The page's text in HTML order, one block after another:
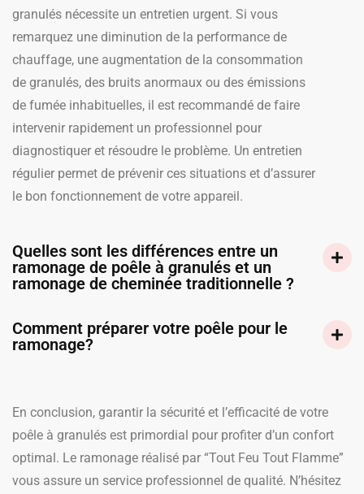
granulés nécessite un entretien urgent. Si vous
remarquez une diminution de la performance de
chauffage, une augmentation de la consommation
de granulés, des bruits anormaux ou des émissions
de fumée inhabituelles, il est recommandé de faire
intervenir rapidement un professionnel pour
diagnostiquer et résoudre le problème. Un entretien
régulier permet de prévenir ces situations et d’assurer
le bon fonctionnement de votre appareil.
Quelles sont les différences entre un
ramonage de poêle à granulés et un
ramonage de cheminée traditionnelle ?
Comment préparer votre poêle pour le
ramonage?
En conclusion, garantir la sécurité et l’efficacité de votre
poêle à granulés est primordial pour profiter d’un confort
optimal. Le ramonage réalisé par “Tout Feu Tout Flamme”
vous assure un service professionnel de qualité. N’hésitez